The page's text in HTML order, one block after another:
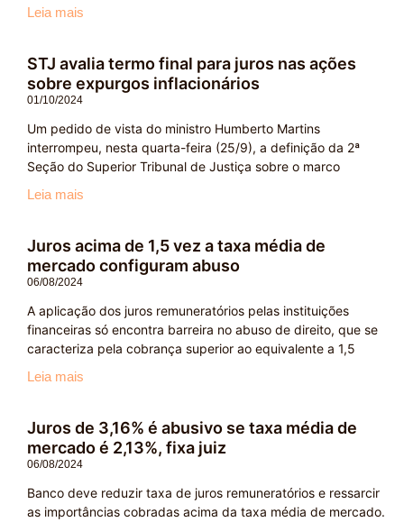
Leia mais
STJ avalia termo final para juros nas ações
sobre expurgos inflacionários
01/10/2024
Um pedido de vista do ministro Humberto Martins
interrompeu, nesta quarta-feira (25/9), a definição da 2ª
Seção do Superior Tribunal de Justiça sobre o marco
Leia mais
Juros acima de 1,5 vez a taxa média de
mercado configuram abuso
06/08/2024
A aplicação dos juros remuneratórios pelas instituições
financeiras só encontra barreira no abuso de direito, que se
caracteriza pela cobrança superior ao equivalente a 1,5
Leia mais
Juros de 3,16% é abusivo se taxa média de
mercado é 2,13%, fixa juiz
06/08/2024
Banco deve reduzir taxa de juros remuneratórios e ressarcir
as importâncias cobradas acima da taxa média de mercado.